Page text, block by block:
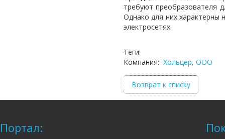
требуют преобразователя
Однако для них характерны
электросетях.
Теги:
Компания: Хольцер, ООО
Возврат к списку
Портал: